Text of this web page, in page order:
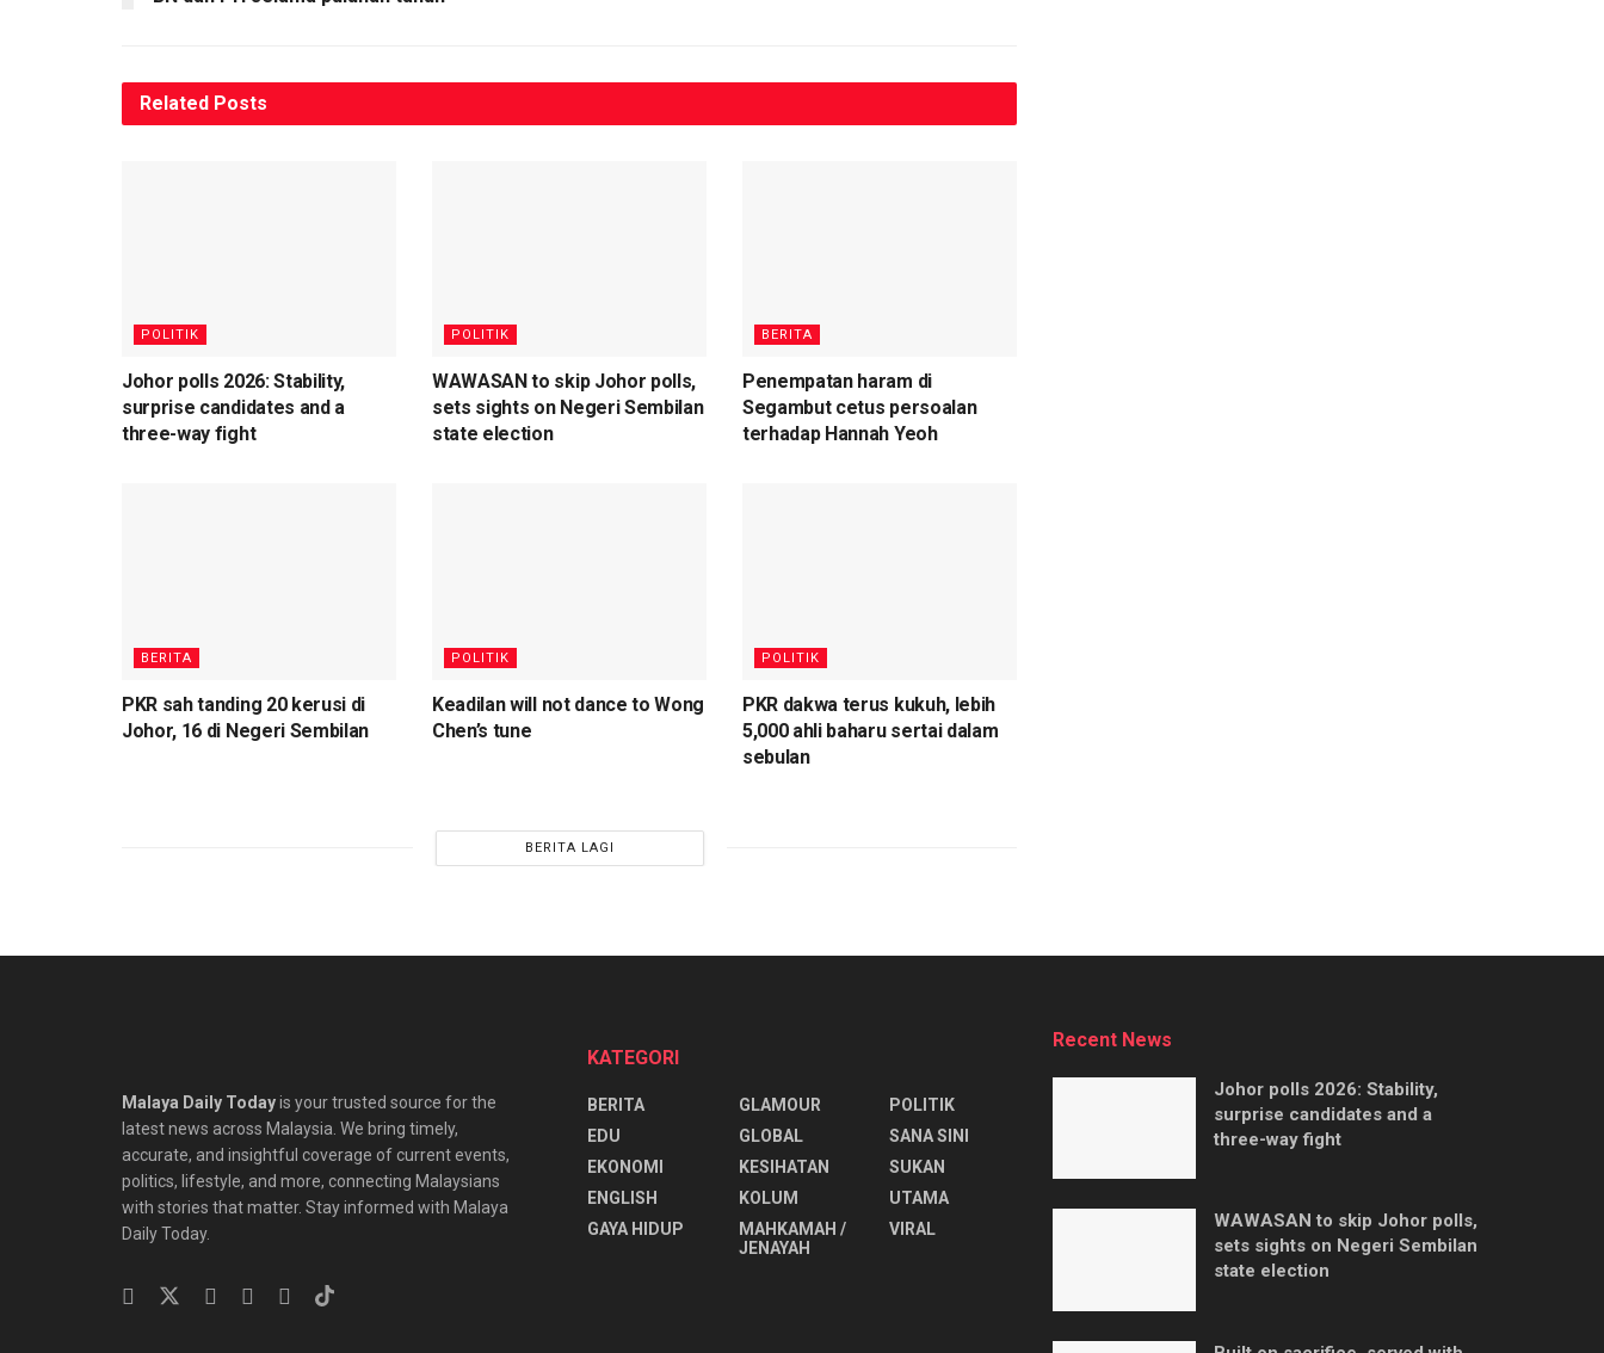
Related Posts
POLITIK
Johor polls 2026: Stability,
surprise candidates and a
three-way fight
POLITIK
WAWASAN to skip Johor polls,
sets sights on Negeri Sembilan
state election
BERITA
Penempatan haram di
Segambut cetus persoalan
terhadap Hannah Yeoh
BERITA
PKR sah tanding 20 kerusi di
Johor, 16 di Negeri Sembilan
POLITIK
Keadilan will not dance to Wong
Chen’s tune
POLITIK
PKR dakwa terus kukuh, lebih
5,000 ahli baharu sertai dalam
sebulan
BERITA LAGI
Malaya Daily Todayis your trusted source for the
latest news across Malaysia. We bring timely,
accurate, and insightful coverage of current events,
politics, lifestyle, and more, connecting Malaysians
with stories that matter. Stay informed with Malaya
Daily Today.
KATEGORI
BERITA
EDU
EKONOMI
ENGLISH
⁠GAYA HIDUP
GLAMOUR
GLOBAL
KESIHATAN
KOLUM
MAHKAMAH /
JENAYAH
POLITIK
SANA SINI
SUKAN
UTAMA
VIRAL
Recent News
Johor polls 2026: Stability,
surprise candidates and a
three-way fight
WAWASAN to skip Johor polls,
sets sights on Negeri Sembilan
state election